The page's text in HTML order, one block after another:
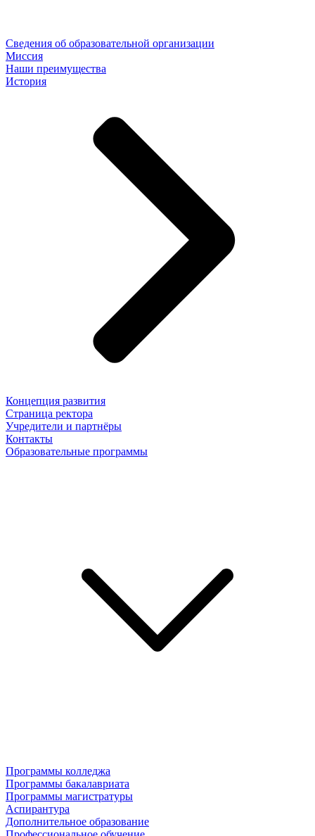
Сведения об образовательной организации
Миссия
Наши преимущества
История
Концепция развития
Страница ректора
Учредители и партнёры
Контакты
Образовательные программы
Программы колледжа
Программы бакалавриата
Программы магистратуры
Аспирантура
Дополнительное образование